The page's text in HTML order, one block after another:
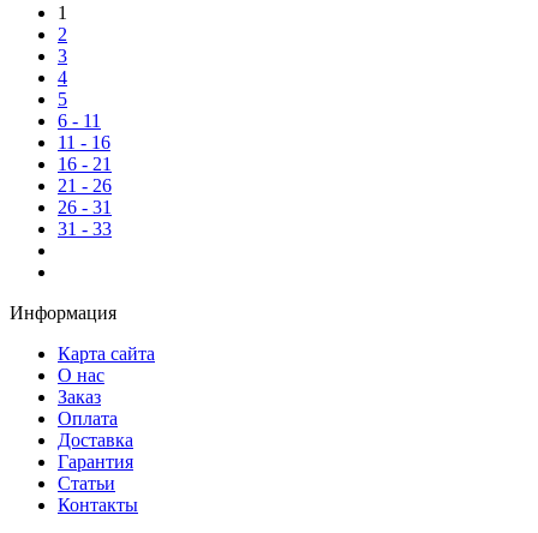
1
2
3
4
5
6 - 11
11 - 16
16 - 21
21 - 26
26 - 31
31 - 33
Информация
Карта сайта
О нас
Заказ
Оплата
Доставка
Гарантия
Статьи
Контакты